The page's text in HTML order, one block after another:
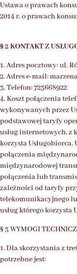
Ustawa o prawach
2014 r. o prawach
§ 2 KONTAKT Z
1. Adres pocztowy: ul.
2. Adres e-mail:
3. Telefon: 723668922
4. Koszt połączenia
wykonywanych przez
podstawowej taryfy
usług internetowych, z
korzysta Usługobiorca.
połączenia
międzynarodowej
połączenia lub
zależności od taryfy
telekomunikacyjnego
usług którego korzysta
§ 3 WYMOGI
1. Dla skorzystania z
potrzebne jest: